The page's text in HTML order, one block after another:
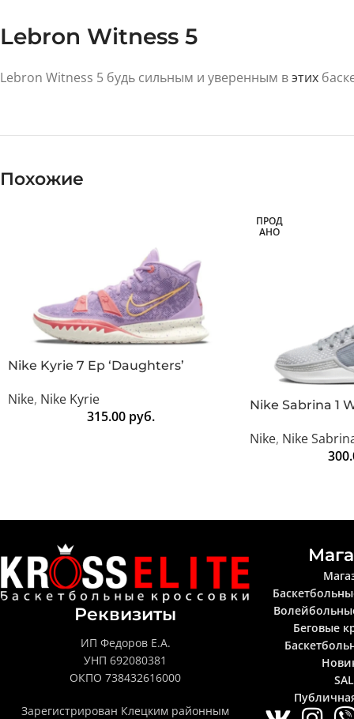
Lebron Witness 5
Lebron Witness 5 будь сильным и уверенным вэтих
Похожие
Nike Kyrie 7 Ep ‘Daughters’
Nike, Nike Kyrie
315.00 руб.
ПРОД
АНО
Nike Sabrina 1
Nike, Nike
Реквизиты
ИП Федоров Е.А.
УНП 692080381
ОКПО 738432616000
Зарегистрирован Клецким районным
Беговые